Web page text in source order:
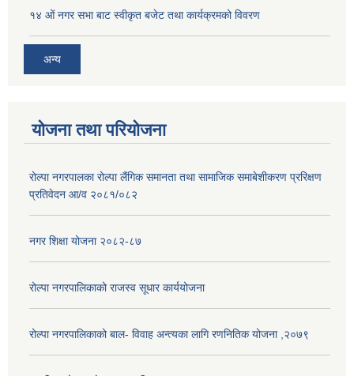
१४ ओं नगर सभा बाट स्वीकृत बजेट तथा कार्यक्रमको विवरण
अन्य
योजना तथा परियोजना
रोल्पा नगरपालका रोल्पा लैंगिक समानता तथा सामाजिक समाबेशीकरण प्ररिक्षण
प्रतिवेदन आ/व २०८१/०८२
नगर शिक्षा योजना २०८२-८७
रोल्पा नगरपालिकाको राजस्व सूधार कार्ययोजना
रोल्पा नगरपालिकाको बाल- विवाह अन्त्यका लागि रणनितिक योजना ,२०७९